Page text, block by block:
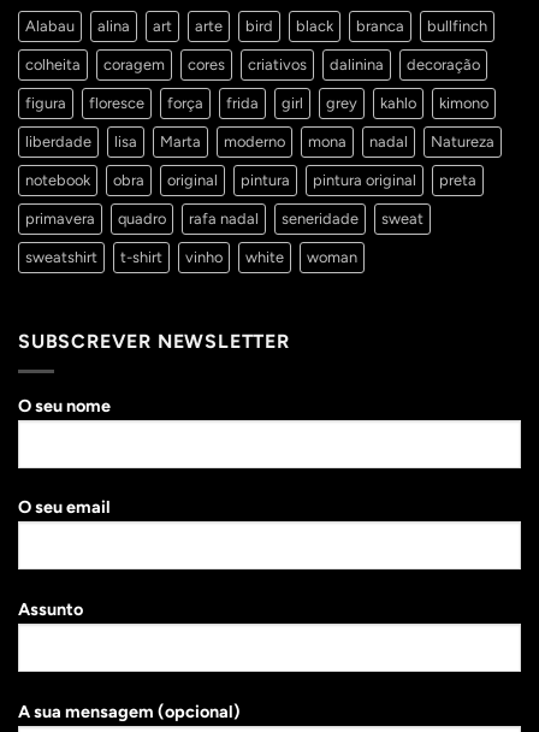
Alabau alina art arte bird black branca bullfinch
colheita coragem cores criativos dalinina decoração
figura floresce força frida girl grey kahlo kimono
liberdade lisa Marta moderno mona nadal Natureza
notebook obra original pintura pintura original preta
primavera quadro rafa nadal seneridade sweat
sweatshirt t-shirt vinho white woman
SUBSCREVER NEWSLETTER
O seu nome
O seu email
Assunto
A sua mensagem (opcional)